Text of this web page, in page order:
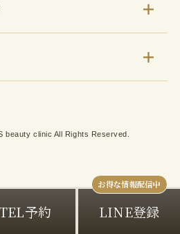
beauty clinic All Rights Reserved.
TEL予約 LINE登録